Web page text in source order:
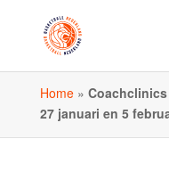
Home»
27 januari en 5